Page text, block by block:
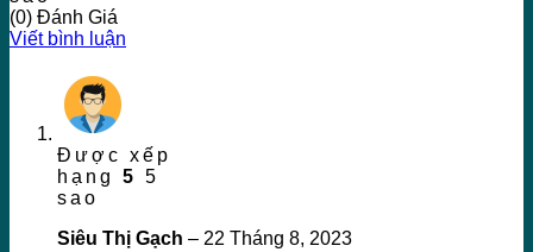
(0) Đánh Giá
Viết bình luận
Được xếp
hạng 5 5
sao
Siêu Thị Gạch – 22 Tháng 8, 2023